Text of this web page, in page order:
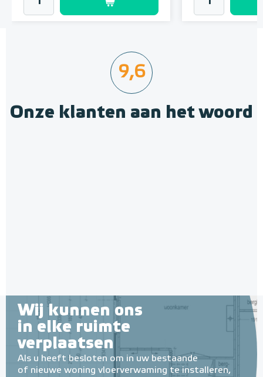
9,6
Onze klanten aan het woord
Wij kunnen ons
in elke ruimte
verplaatsen
Als u heeft besloten om in uw bestaande
of nieuwe woning vloerverwaming te installeren,